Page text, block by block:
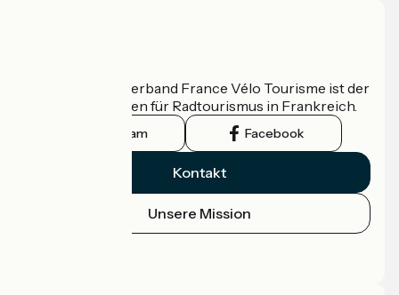
Der nationale Verband France Vélo Tourisme ist der
offizielle Leitfaden für Radtourismus in Frankreich.
Instagram Facebook
Kontakt
Unsere Mission